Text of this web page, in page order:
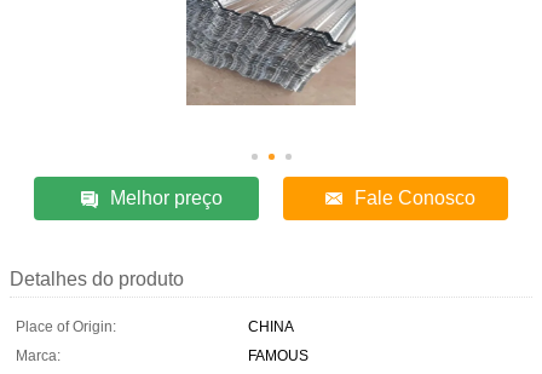
Melhor preço Fale Conosco
Detalhes do produto
Place of Origin:
CHINA
Marca:
FAMOUS